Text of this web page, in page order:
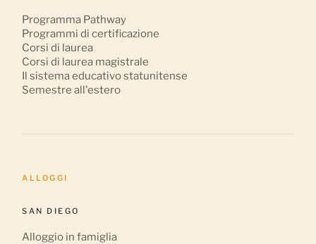
Programma Pathway
Programmi di certificazione
Corsi di laurea
Corsi di laurea magistrale
Il sistema educativo statunitense
Semestre all'estero
ALLOGGI
SAN DIEGO
Alloggio in famiglia